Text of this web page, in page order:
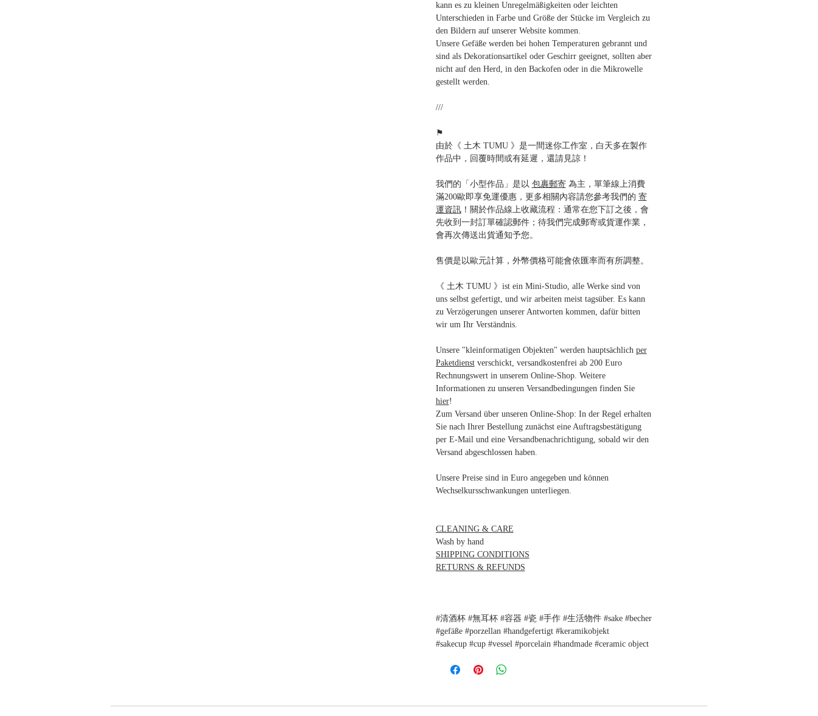
kann es zu kleinen Unregelmäßigkeiten oder leichten
Unterschieden in Farbe und Größe der Stücke im Vergleich zu
den Bildern auf unserer Website kommen.
Unsere Gefäße werden bei hohen Temperaturen gebrannt und
sind als Dekorationsartikel oder Geschirr geeignet, sollten aber
nicht auf den Herd, in den Backofen oder in die Mikrowelle
gestellt werden.
///
⚑
由於《 土木 TUMU 》是一間迷你工作室，白天多在製作
作品中，回覆時間或有延遲，還請見諒！
我們的「小型作品」是以 包裹郵寄為主，單筆線上消費
滿200歐即享免運優惠，更多相關內容請您參考我們的 寄
運資訊！關於作品線上收藏流程：通常在您下訂之後，會
先收到一封訂單確認郵件；待我們完成郵寄或貨運作業，
會再次傳送出貨通知予您。
售價是以歐元計算，外幣價格可能會依匯率而有所調整。
《 土木 TUMU 》ist ein Mini-Studio, alle Werke sind von
uns selbst gefertigt, und wir arbeiten meist tagsüber. Es kann
zu Verzögerungen unserer Antworten kommen, dafür bitten
wir um Ihr Verständnis.
Unsere "kleinformatigen Objekten" werden hauptsächlich per
Paketdienstverschickt, versandkostenfrei ab 200 Euro
Rechnungswert in unserem Online-Shop. Weitere
Informationen zu unseren Versandbedingungen finden Sie
hier!
Zum Versand über unseren Online-Shop: In der Regel erhalten
Sie nach Ihrer Bestellung zunächst eine Auftragsbestätigung
per E-Mail und eine Versandbenachrichtigung, sobald wir den
Versand abgeschlossen haben.
Unsere Preise sind in Euro angegeben und können
Wechselkursschwankungen unterliegen.
CLEANING & CARE
Wash by hand
SHIPPING CONDITIONS
RETURNS & REFUNDS
#清酒杯 #無耳杯 #容器 #瓷 #手作 #生活物件 #sake #becher
#gefäße #porzellan #handgefertigt #keramikobjekt
#sakecup #cup #vessel #porcelain #handmade #ceramic object